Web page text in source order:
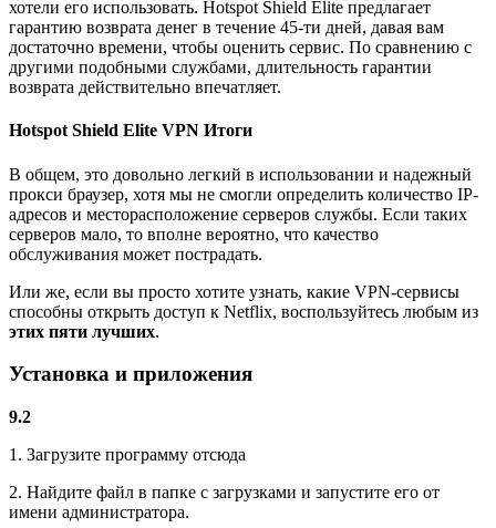
хотели его использовать. Hotspot Shield Elite предлагает
гарантию возврата денег в течение 45-ти дней, давая вам
достаточно времени, чтобы оценить сервис. По сравнению с
другими подобными службами, длительность гарантии
возврата действительно впечатляет.
Hotspot Shield Elite VPN Итоги
В общем, это довольно легкий в использовании и надежный
прокси браузер, хотя мы не смогли определить количество IP-
адресов и месторасположение серверов службы. Если таких
серверов мало, то вполне вероятно, что качество
обслуживания может пострадать.
Или же, если вы просто хотите узнать, какие VPN-сервисы
способны открыть доступ к Netflix, воспользуйтесь любым из
этих пяти лучших.
Установка и приложения
9.2
1. Загрузите программу отсюда
2. Найдите файл в папке с загрузками и запустите его от
имени администратора.